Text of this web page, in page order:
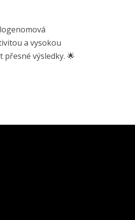
a vysokou
výsledky. 🌟